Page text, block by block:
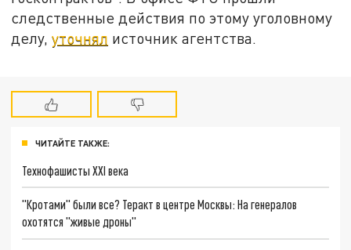
следственные действия по этому уголовному
делу,уточнял источник агентства.
ЧИТАЙТЕ ТАКЖЕ:
Технофашисты XXI века
"Кротами" были все? Теракт в центре Москвы: На генералов
охотятся "живые дроны"